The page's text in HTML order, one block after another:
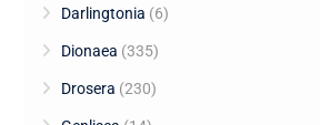
Darlingtonia (6)
Dionaea (335)
Drosera (230)